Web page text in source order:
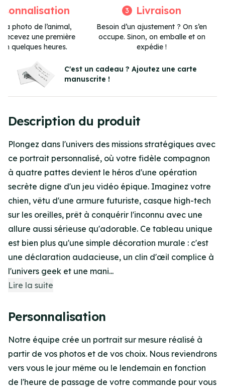
photo de l’animal,
recevez une première
quelques heures.
3 Livraison
Besoin d’un ajustement ? On s’en
occupe. Sinon, on emballe et on
expédie !
C'est un cadeau ? Ajoutez une carte
manuscrite !
Description du produit
Plongez dans l'univers des missions stratégiques avec
ce portrait personnalisé, où votre fidèle compagnon
à quatre pattes devient le héros d'une opération
secrète digne d'un jeu vidéo épique. Imaginez votre
chien, vêtu d'une armure futuriste, casque high-tech
sur les oreilles, prêt à conquérir l'inconnu avec une
allure aussi sérieuse qu'adorable. Ce tableau unique
est bien plus qu'une simple décoration murale : c'est
une déclaration audacieuse, un clin d'œil complice à
l'univers geek et une mani...
Lire la suite
Personnalisation
Notre équipe crée un portrait sur mesure réalisé à
partir de vos photos et de vos choix. Nous reviendrons
vers vous le jour même ou le lendemain en fonction
de l'heure de passage de votre commande pour vous